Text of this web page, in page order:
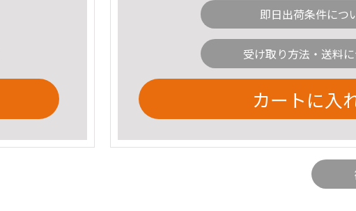
即日出荷条件につ
受け取り方法・送料
カートに入